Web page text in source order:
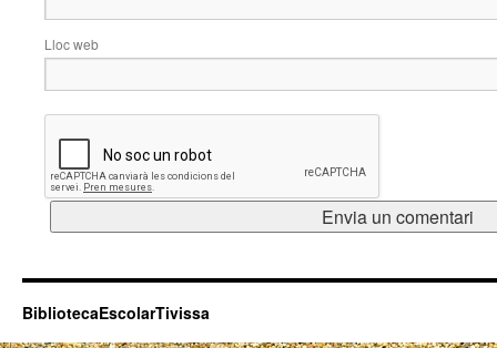
Lloc web
BibliotecaEscolarTivissa